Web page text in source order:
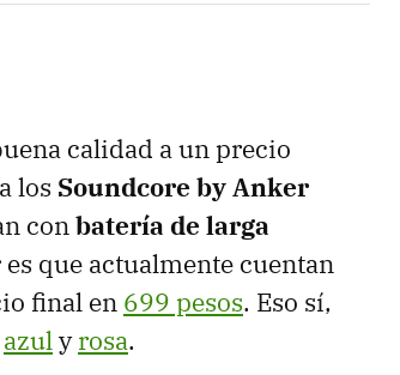
calidad a un precio
los Soundcore by Anker
conbatería de larga
que actualmente cuentan
final en 699 pesos. Eso sí,
azulyrosa.